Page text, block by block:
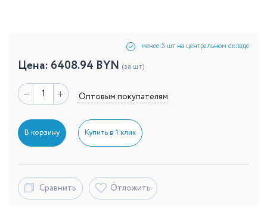
менее 5 шт на центральном складе
Цена: 6408.94 BYN (за шт)
Оптовым покупателям
В корзину Купить в 1 клик
Сравнить Отложить